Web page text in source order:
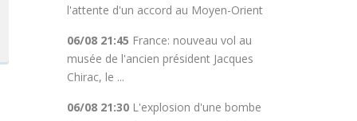
l'attente d'un accord au Moyen-Orient
06/08 21:45 France: nouveau vol au
musée de l'ancien président Jacques
Chirac, le ...
06/08 21:30L'explosion d'une bombe